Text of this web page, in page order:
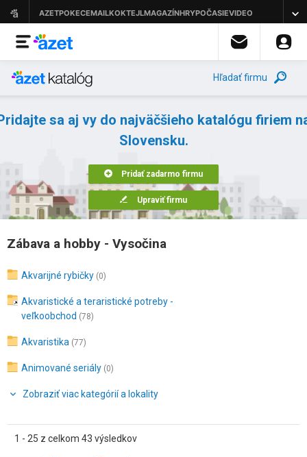
Hľadať firmu
sa aj vy do najväčšieho katalógu firiem
Slovensku.
Pridať zadarmo firmu
Upraviť firmu
Zábava a hobby - Vysočina
Akvarijné rybičky (0)
Akvaristické a teraristické potreby -
veľkoobchod (78)
Akvaristika (77)
Animované seriály (0)
Zobraziť viac kategórií a lokality
1 - 25 z celkom 43 výsledkov